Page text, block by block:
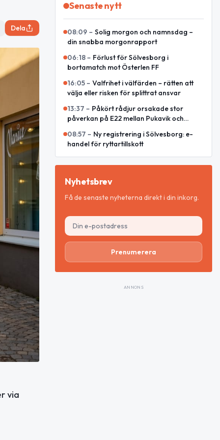
Dela
via
Senaste nytt
08:09 – Solig morgon och namnsdag –
din snabba morgonrapport
06:18 – Förlust för Sölvesborg i
bortamatch mot Österlen FF
16:05 – Valfrihet i välfärden – rätten att
välja eller risken för splittrat ansvar
13:37 – Påkört rådjur orsakade stor
påverkan på E22 mellan Pukavik och
08:57 – Ny registrering i Sölvesborg: e-
handel för ryttartillskott
Nyhetsbrev
Få de senaste nyheterna direkt i din inkorg.
Prenumerera
ANNONS